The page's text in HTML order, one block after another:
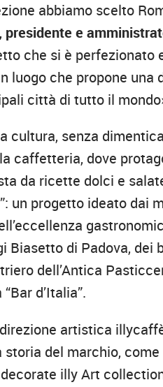
abbiamo scelto
presidente e
che si è perfezionato
luogo che propone una
città di tutto il
cultura, senza
caffetteria, dove
da ricette dolci e
un progetto ideato dai
di Padova, dei
dell’Antica
d’Italia”.
artistica
del marchio, come
illy Art